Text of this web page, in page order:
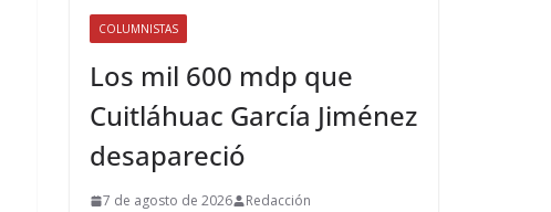
COLUMNISTAS
Los mil 600 mdp que
Cuitláhuac García Jiménez
desapareció
7 de agosto de 2026 Redacción